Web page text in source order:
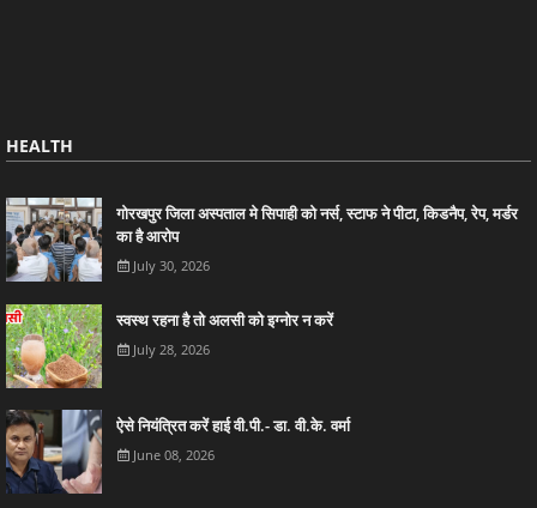
HEALTH
गोरखपुर जिला अस्पताल मे सिपाही को नर्स, स्टाफ ने पीटा, किडनैप, रेप, मर्डर
का है आरोप
July 30, 2026
स्वस्थ रहना है तो अलसी को इग्नोर न करें
July 28, 2026
ऐसे नियंत्रित करें हाई वी.पी.- डा. वी.के. वर्मा
June 08, 2026